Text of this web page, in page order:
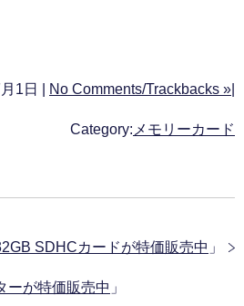
1日 | No Comments/Trackbacks »
Category: メモリーカード
SDHCカードが特価販売中 」
ーが特価販売中 」